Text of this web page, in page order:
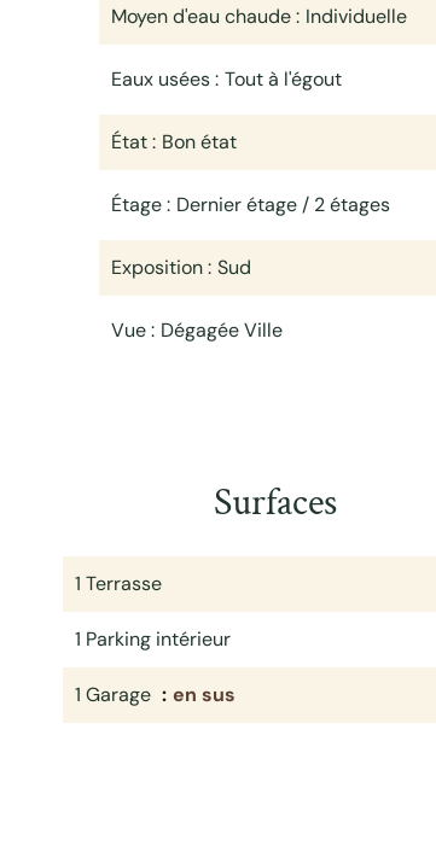
Moyen d'eau chaude Individuelle
Eaux usées Tout à l'égout
État Bon état
Étage Dernier étage / 2 étages
Exposition Sud
Vue Dégagée Ville
Surfaces
1 Terrasse
1 Parking intérieur
1 Garage en sus